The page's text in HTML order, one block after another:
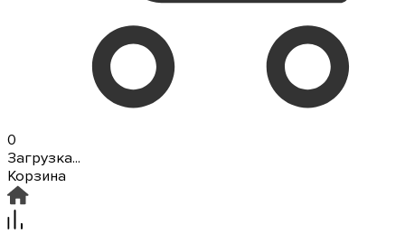
0
Загрузка...
Корзина